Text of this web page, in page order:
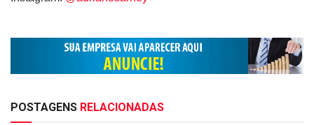
POSTAGENS RELACIONADAS